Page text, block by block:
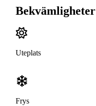
Bekvämligheter
Uteplats
Frys